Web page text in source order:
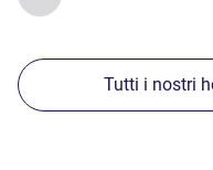
Tutti i nostri